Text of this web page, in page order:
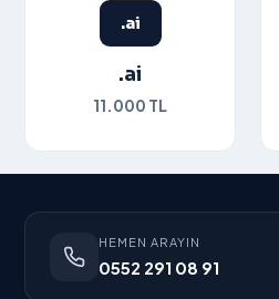
.ai
.ai
11.000 TL
HEMEN ARAYIN
0552 291 08 91